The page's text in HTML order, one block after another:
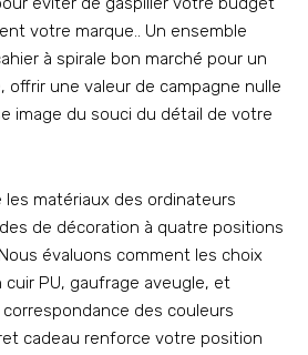
votre marque.. Un ensemble
à spirale bon marché pour un
une valeur de campagne nulle
image du souci du détail de votre
matériaux des ordinateurs
de décoration à quatre positions
évaluons comment les choix
PU, gaufrage aveugle, et
des couleurs
cadeau renforce votre position